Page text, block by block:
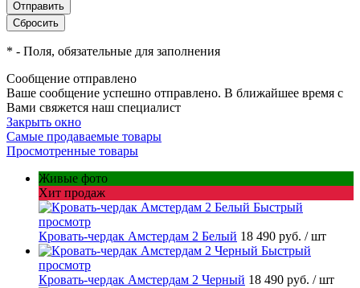
* - Поля, обязательные для заполнения
Сообщение отправлено
Ваше сообщение успешно отправлено. В ближайшее время с
Вами свяжется наш специалист
Закрыть окно
Самые продаваемые товары
Просмотренные товары
Живые фото
Хит продаж
Быстрый
просмотр
Кровать-чердак Амстердам 2 Белый 18 490 руб. / шт
Быстрый
просмотр
Кровать-чердак Амстердам 2 Черный 18 490 руб. / шт